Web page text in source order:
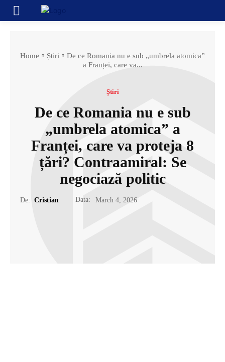
Home Știri
De ce Romania nu e sub „umbrela atomica”
a Franței, care va...
Știri
De ce Romania nu e sub
„umbrela atomica” a
Franței, care va proteja 8
țări? Contraamiral: Se
negociază politic
De: Cristian Data: March 4, 2026